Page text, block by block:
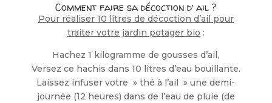
Comment faire sa décoction d’ ail ?
Pour réaliser 10 litres de décoction d’ail pour
traiter votre jardin potager bio :
Hachez 1 kilogramme de gousses d’ail,
Versez ce hachis dans 10 litres d’eau bouillante.
Laissez infuser votre » thé à l’ail » une demi-
journée (12 heures) dans de l’eau de pluie (de